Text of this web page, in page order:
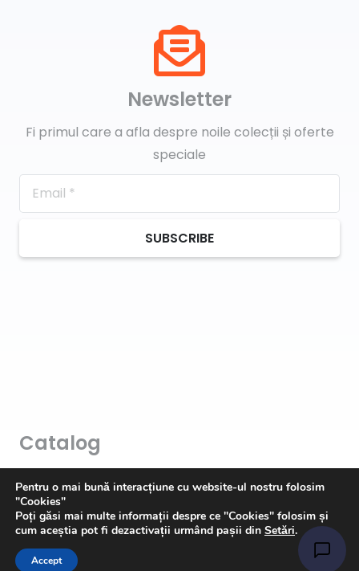
Newsletter
Fi primul care a afla despre noile colecții și oferte
speciale
SUBSCRIBE
Catalog
Art & Hobby
Ata de cusut
Pasmanterie
Tesaturi
Pentru o mai bună interacțiune cu website-ul nostru folosim
"Cookies"
Poți găsi mai multe informații despre ce "Cookies" folosim și
cum aceștia pot fi dezactivații urmând pașii din Setări.
Accept